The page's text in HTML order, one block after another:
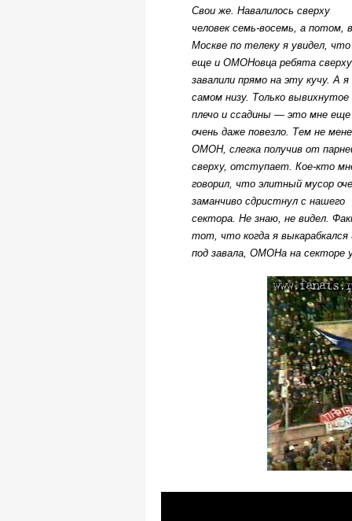
Свои же. Навалилось сверху
человек семь-восемь, а потом, в
Москве по телеку я увидел, что
еще и ОМОНовца ребята сверху
завалили прямо на эту кучу. А я
самом низу. Только вывихнутое
плечо и ссадины — это мне еще
очень даже повезло. Тем не
ОМОН, слегка получив от
сверху, отступает. Кое-кто
говорил, что элитный мусор
заманчиво сдристнул с нашего
сектора. Не знаю, не видел.
тот, что когда я выкарабкался
под завала, ОМОНа на секторе